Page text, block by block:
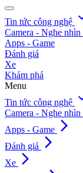
search
Tin tức công nghệ
Camera - Nghe nhìn
Apps - Game
Đánh giá
Xe
Khám phá
Menu
Tin tức công nghệ
Camera - Nghe nhìn
Apps - Game arrow_forward_ios
Đánh giá arrow_forward_ios
Xe arrow_forward_ios